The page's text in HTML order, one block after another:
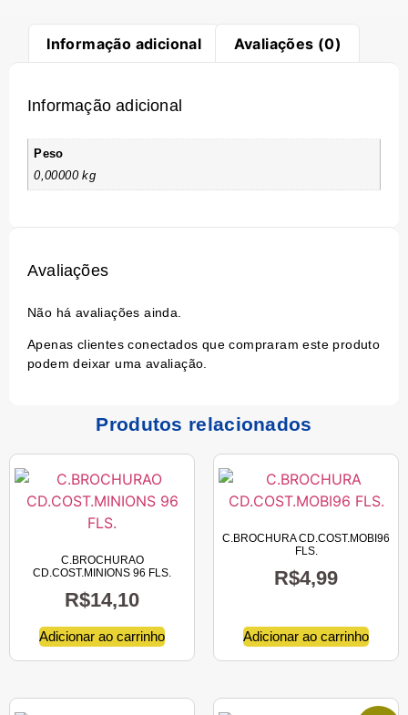
Informação adicional Avaliações (0)
Informação adicional
Peso
0,00000 kg
Avaliações
Não há avaliações ainda.
Apenas clientes conectados que compraram este produto
podem deixar uma avaliação.
Produtos relacionados
C.BROCHURAO
CD.COST.MINIONS 96 FLS.
R$14,10
Adicionar ao carrinho
C.BROCHURA CD.COST.MOBI96
FLS.
R$4,99
Adicionar ao carrinho